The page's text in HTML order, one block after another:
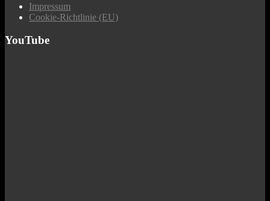
Impressum
Cookie-Richtlinie (EU)
YouTube